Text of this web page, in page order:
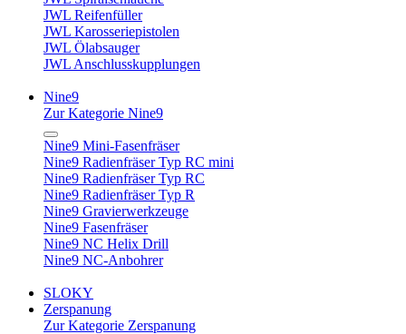
JWL Reifenfüller
JWL Karosseriepistolen
JWL Ölabsauger
JWL Anschlusskupplungen
Nine9
Zur Kategorie Nine9
Nine9 Mini-Fasenfräser
Nine9 Radienfräser Typ RC mini
Nine9 Radienfräser Typ RC
Nine9 Radienfräser Typ R
Nine9 Gravierwerkzeuge
Nine9 Fasenfräser
Nine9 NC Helix Drill
Nine9 NC-Anbohrer
SLOKY
Zerspanung
Zur Kategorie Zerspanung